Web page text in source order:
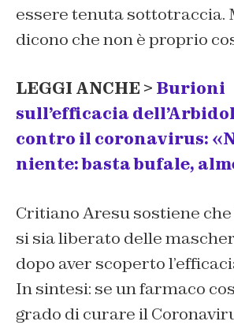
essere tenuta sottotraccia.
dicono che non è proprio
LEGGI ANCHE > Burioni
sull’efficacia
contro il coronavirus:
niente: basta bufale,
Critiano Aresu sostiene
si sia liberato delle
dopo aver scoperto
In sintesi: se un farmaco
grado di curare il